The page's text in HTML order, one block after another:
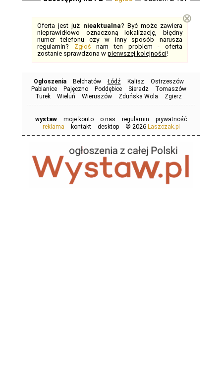
Oferta jest już nieaktualna? Być może zawiera
nieprawidłowo oznaczoną lokalizację, błędny
numer telefonu czy w inny sposób narusza
regulamin? Zgłoś nam ten problem - oferta
zostanie sprawdzona w pierwszej kolejności!
⊗
Ogłoszenia Bełchatów Łódź Kalisz
Ostrzeszów
Pabianice
Pajęczno Poddębice Sieradz
Tomaszów
Turek
Wieluń Wieruszów Zduńska Wola Zgierz
wystaw moje konto o nas regulamin
prywatność
reklama
kontakt desktop © 2026 Laszczak.pl